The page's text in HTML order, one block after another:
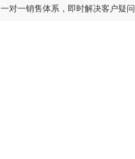
一对一销售体系，即时解决客户疑问